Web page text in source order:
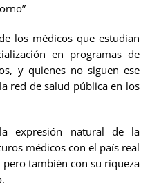
los médicos que estudian
en programas de
y quienes no siguen ese
red de salud pública en los
expresión natural de la
médicos con el país real
también con su riqueza